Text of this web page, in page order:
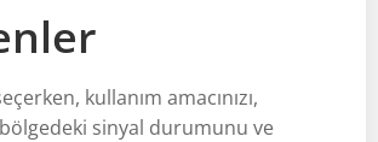
kullanım amacınızı,
sinyal durumunu ve